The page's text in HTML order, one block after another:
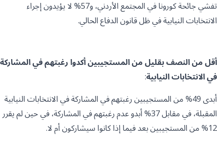
تفشي جائحة كورونا في المجتمع الأردني، و57% لا يؤيدون إجراء
الانتخابات النيابية في ظل قانون الدفاع الحالي.
أقل من النصف بقليل من المستجيبين أكدوا رغبتهم في المشاركة
في الانتخابات النيابية:
أبدى 49% من المستجيبين رغبتهم في المشاركة في الانتخابات النيابية
المقبلة، في مقابل 37% أبدو عدم رغبتهم في المشاركة، في حين لم يقرر
12% من المستجيبين بعد فيما إذا كانوا سيشاركون أم لا.